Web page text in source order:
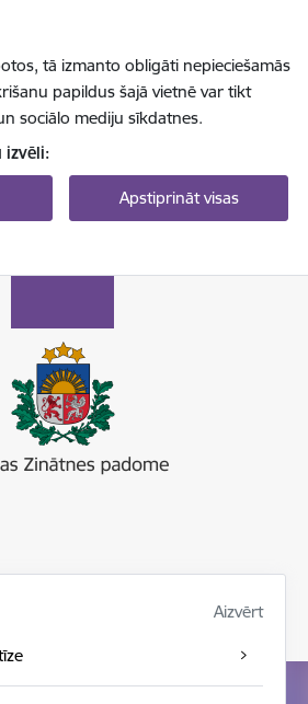
tā izmanto obligāti nepieciešamās
papildus šajā vietnē var tikt
sociālo mediju sīkdatnes.
izvēli:
Apstiprināt visas
Aizvērt